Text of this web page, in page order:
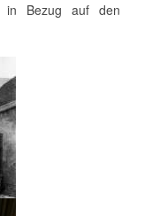
in Bezug auf den